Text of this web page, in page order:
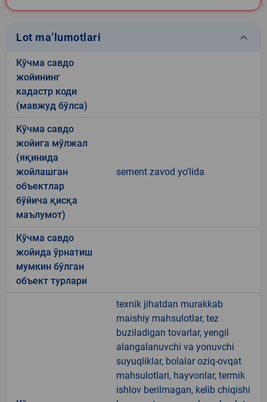
Lot ma’lumotlari keyboard_arrow_down
Кўчма савдо
жойининг
кадастр коди
(мавжуд бўлса)
Кўчма савдо
жойига мўлжал
(яқинида
жойлашган
объектлар
бўйича қисқа
маълумот)
sement zavod yo'lida
Кўчма савдо
жойида ўрнатиш
мумкин бўлган
объект турлари
texnik jihatdan murakkab
maishiy mahsulotlar, tez
buziladigan tovarlar, yengil
alangalanuvchi va yonuvchi
suyuqliklar, bolalar oziq-ovqat
mahsulotlari, hayvonlar, termik
ishlov berilmagan, kelib chiqishi